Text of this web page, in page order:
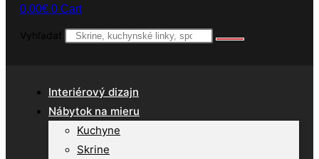
0,00€ 0 Cart
Vyhľadať
Interiérový dizajn
Nábytok na mieru
Kuchyne
Skrine